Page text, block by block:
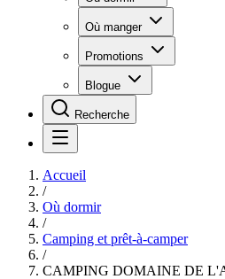
Où manger
Promotions
Blogue
Recherche
Accueil
/
Où dormir
/
Camping et prêt-à-camper
/
CAMPING DOMAINE DE